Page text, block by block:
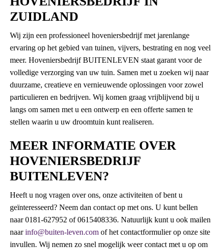
ZUIDLAND
Wij zijn een professioneel hoveniersbedrijf met jarenlange
ervaring op het gebied van tuinen, vijvers, bestrating en nog veel
meer. Hoveniersbedrijf BUITENLEVEN staat garant voor de
volledige verzorging van uw tuin. Samen met u zoeken wij naar
duurzame, creatieve en vernieuwende oplossingen voor zowel
particulieren en bedrijven. Wij komen graag vrijblijvend bij u
langs om samen met u een ontwerp en een offerte samen te
stellen waarin u uw droomtuin kunt realiseren.
MEER INFORMATIE OVER
HOVENIERSBEDRIJF
BUITENLEVEN?
Heeft u nog vragen over ons, onze activiteiten of bent u
geïnteresseerd? Neem dan contact op met ons. U kunt bellen
naar 0181-627952 of 0615408336. Natuurlijk kunt u ook mailen
naarinfo@buiten-leven.com of het contactformulier op onze site
invullen. Wij nemen zo snel mogelijk weer contact met u op om